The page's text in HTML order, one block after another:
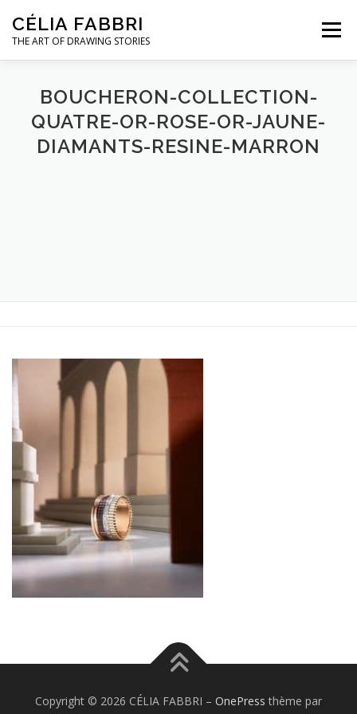
contenu
CÉLIA FABBRI
THE ART OF DRAWING STORIES
Menu
PROJETS POUR LA JOAILLERIE
MODÈLE MAINS OEUVRES D’ART
BOUCHERON-COLLECTION-
QUATRE-OR-ROSE-OR-JAUNE-
DIAMANTS-RESINE-MARRON
Copyright © 2026 CÉLIA FABBRI – OnePress thème par